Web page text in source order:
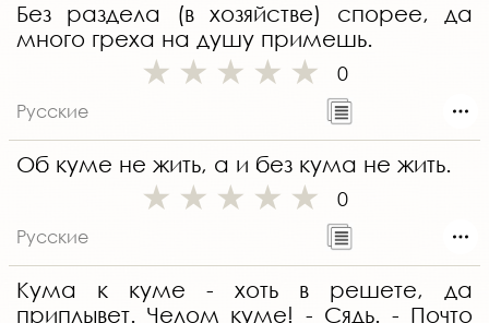
Без раздела (в хозяйстве) спорее, да
много греха на душу примешь.
0
Русские
Об куме не жить, а и без кума не жить.
0
Русские
Кума к куме - хоть в решете, да
приплывет. Челом куме! - Сядь. - Почто